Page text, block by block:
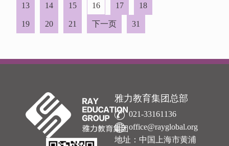
13 14 15 16 17 18
19 20 21 下一页 31
雅力教育集团总部
021-33161136
office@rayglobal.org
地址：中国上海市黄浦